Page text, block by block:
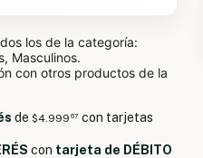
los de la categoría:
Masculinos.
con otros productos de la
de $4.999 67con tarjetas
con tarjeta de DÉBITO